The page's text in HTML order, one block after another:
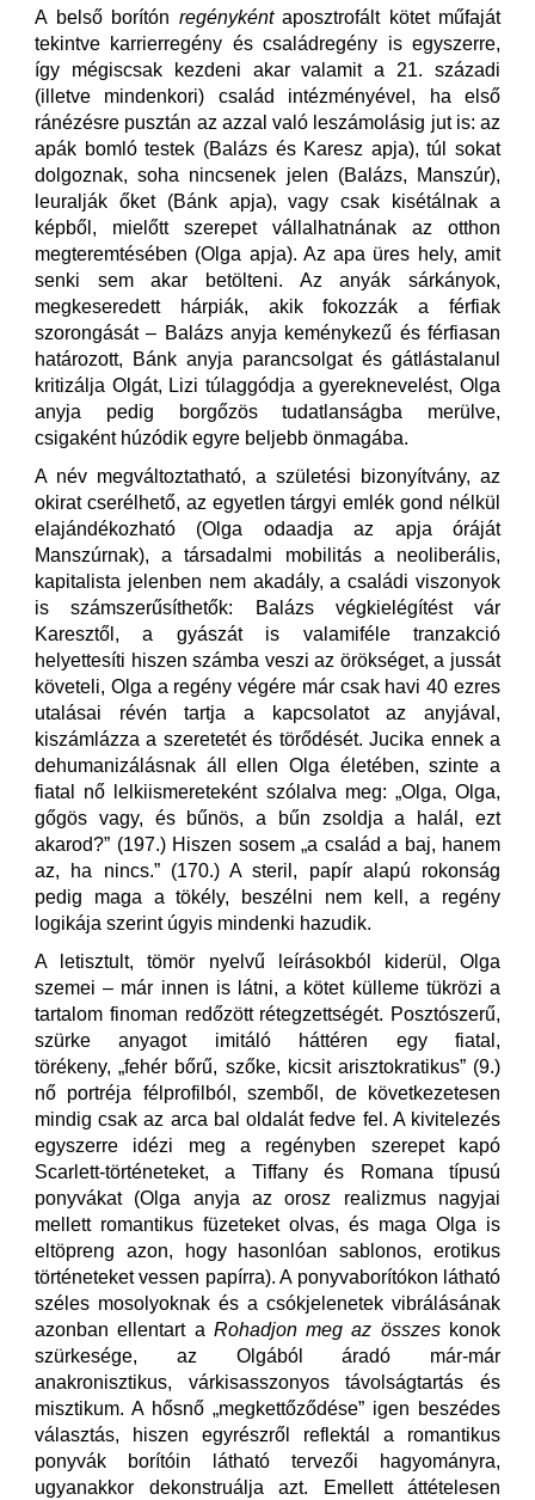
A belső borítón regénykéntaposztrofált kötet műfaját
tekintve karrierregény és családregény is egyszerre,
így mégiscsak kezdeni akar valamit a 21. századi
(illetve mindenkori) család intézményével, ha első
ránézésre pusztán az azzal való leszámolásig jut is: az
apák bomló testek (Balázs és Karesz apja), túl sokat
dolgoznak, soha nincsenek jelen (Balázs, Manszúr),
leuralják őket (Bánk apja), vagy csak kisétálnak a
képből, mielőtt szerepet vállalhatnának az otthon
megteremtésében (Olga apja). Az apa üres hely, amit
senki sem akar betölteni. Az anyák sárkányok,
megkeseredett hárpiák, akik fokozzák a férfiak
szorongását – Balázs anyja keménykezű és férfiasan
határozott, Bánk anyja parancsolgat és gátlástalanul
kritizálja Olgát, Lizi túlaggódja a gyereknevelést, Olga
anyja pedig borgőzös tudatlanságba merülve,
csigaként húzódik egyre beljebb önmagába.
A név megváltoztatható, a születési bizonyítvány, az
okirat cserélhető, az egyetlen tárgyi emlék gond nélkül
elajándékozható (Olga odaadja az apja óráját
Manszúrnak), a társadalmi mobilitás a neoliberális,
kapitalista jelenben nem akadály, a családi viszonyok
is számszerűsíthetők: Balázs végkielégítést vár
Karesztől, a gyászát is valamiféle tranzakció
helyettesíti hiszen számba veszi az örökséget, a jussát
követeli, Olga a regény végére már csak havi 40 ezres
utalásai révén tartja a kapcsolatot az anyjával,
kiszámlázza a szeretetét és törődését. Jucika ennek a
dehumanizálásnak áll ellen Olga életében, szinte a
fiatal nő lelkiismereteként szólalva meg: „Olga, Olga,
gőgös vagy, és bűnös, a bűn zsoldja a halál, ezt
akarod?” (197.) Hiszen sosem „a család a baj, hanem
az, ha nincs.” (170.) A steril, papír alapú rokonság
pedig maga a tökély, beszélni nem kell, a regény
logikája szerint úgyis mindenki hazudik.
A letisztult, tömör nyelvű leírásokból kiderül, Olga
szemei – már innen is látni, a kötet külleme tükrözi a
tartalom finoman redőzött rétegzettségét. Posztószerű,
szürke anyagot imitáló háttéren egy fiatal,
törékeny, „fehér bőrű, szőke, kicsit arisztokratikus” (9.)
nő portréja félprofilból, szemből, de következetesen
mindig csak az arca bal oldalát fedve fel. A kivitelezés
egyszerre idézi meg a regényben szerepet kapó
Scarlett-történeteket, a Tiffany és Romana típusú
ponyvákat (Olga anyja az orosz realizmus nagyjai
mellett romantikus füzeteket olvas, és maga Olga is
eltöpreng azon, hogy hasonlóan sablonos, erotikus
történeteket vessen papírra). A ponyvaborítókon látható
széles mosolyoknak és a csókjelenetek vibrálásának
azonban ellentart a Rohadjon meg az összeskonok
szürkesége, az Olgából áradó már-már
anakronisztikus, várkisasszonyos távolságtartás és
misztikum. A hősnő „megkettőződése” igen beszédes
választás, hiszen egyrészről reflektál a romantikus
ponyvák borítóin látható tervezői hagyományra,
ugyanakkor dekonstruálja azt. Emellett áttételesen